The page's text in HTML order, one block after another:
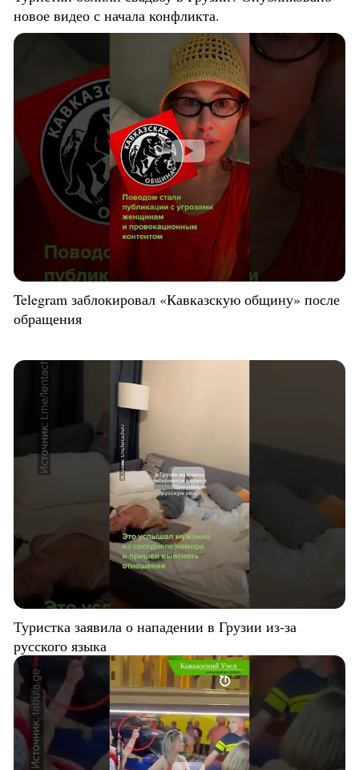
новое видео с начала конфликта.
Telegram заблокировал «Кавказскую общину» после
обращения
Туристка заявила о нападении в Грузии из-за
русского языка